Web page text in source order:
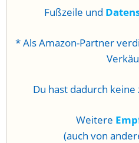
Fußzeile und
* Als Amazon-Partner
Du hast dadurch
Weitere
(auch von